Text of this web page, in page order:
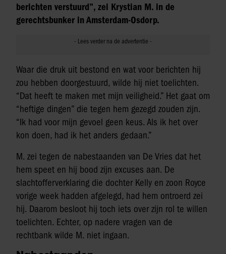
berichten verstuurd”, zei Krystian M. in de
gerechtsbunker in Amsterdam-Osdorp.
Waar die druk uit bestond en wat voor berichten hij
zou hebben doorgestuurd, wilde hij niet toelichten.
“Dat heeft te maken met mijn veiligheid.” Het gaat om
“heftige dingen” die tegen hem gezegd zouden zijn.
“Ik had voor mijn gevoel geen keus. Als ik het over
kon doen, had ik het anders gedaan.”
M. zei tegen de nabestaanden van De Vries dat het
hem speet en hij bood zijn excuses aan. De
slachtofferverklaring die dochter Kelly en zoon Royce
vorige week hadden afgelegd, had hem ontroerd zei
hij. Daarom besloot hij toch iets over zijn rol te willen
toelichten. Echter, op nadere vragen van de
rechtbank wilde M. niet ingaan.